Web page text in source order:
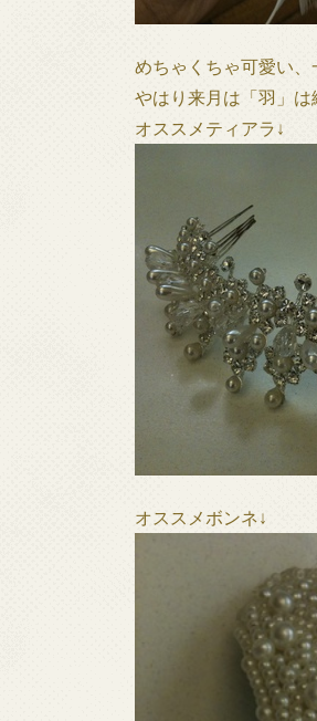
めちゃくちゃ可愛い、
やはり来月は「羽」は
オススメティアラ↓
オススメボンネ↓